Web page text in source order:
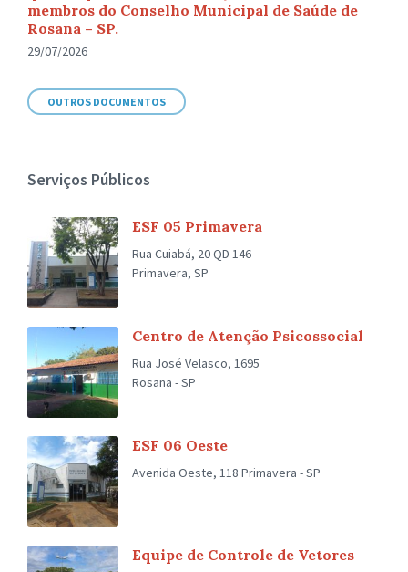
membros do Conselho Municipal de Saúde de
Rosana – SP.
29/07/2026
OUTROS DOCUMENTOS
Serviços Públicos
ESF 05 Primavera
Rua Cuiabá, 20 QD 146
Primavera, SP
Centro de Atenção Psicossocial
Rua José Velasco, 1695
Rosana - SP
ESF 06 Oeste
Avenida Oeste, 118 Primavera - SP
Equipe de Controle de Vetores